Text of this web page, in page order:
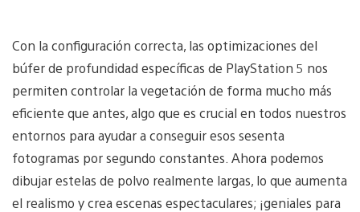
Con la configuración correcta, las optimizaciones del
búfer de profundidad específicas de PlayStation 5 nos
permiten controlar la vegetación de forma mucho más
eficiente que antes, algo que es crucial en todos nuestros
entornos para ayudar a conseguir esos sesenta
fotogramas por segundo constantes. Ahora podemos
dibujar estelas de polvo realmente largas, lo que aumenta
el realismo y crea escenas espectaculares; ¡geniales para